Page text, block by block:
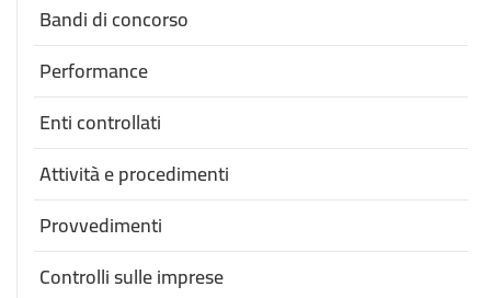
Bandi di concorso
Performance
Enti controllati
Attività e procedimenti
Provvedimenti
Controlli sulle imprese